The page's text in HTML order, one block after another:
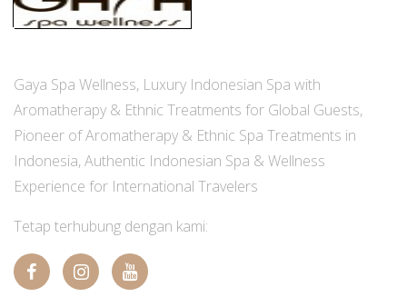
Gaya Spa Wellness, Luxury Indonesian Spa with
Aromatherapy & Ethnic Treatments for Global Guests,
Pioneer of Aromatherapy & Ethnic Spa Treatments in
Indonesia, Authentic Indonesian Spa & Wellness
Experience for International Travelers
Tetap terhubung dengan kami: